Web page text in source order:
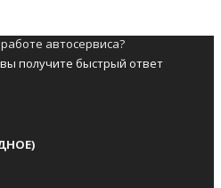
автосервиса?
получите быстрый ответ